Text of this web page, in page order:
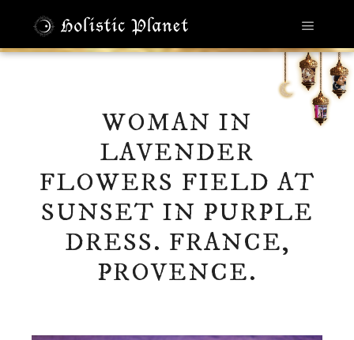
メイン
WOMAN IN
LAVENDER
FLOWERS FIELD AT
SUNSET IN PURPLE
DRESS. FRANCE,
PROVENCE.